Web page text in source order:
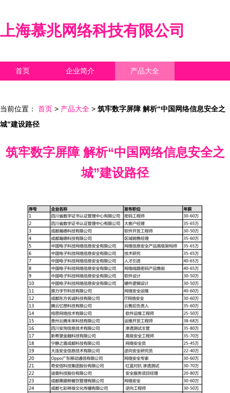
上海慕兆网络科技有限公司
首页 企业简介 产品大全
当前位置： 首页 > 产品大全 > 筑牢数字屏障 解析“中国网络信息安全之
城”建设路径
筑牢数字屏障 解析“中国网络信息安全之
城”建设路径